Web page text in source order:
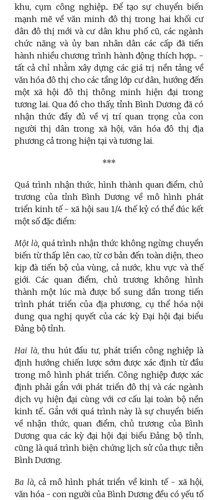
khu, cụm công nghiệp... Để tạo sự chuyển biến
mạnh mẽ về văn minh đô thị trong hai khối cư
dân đô thị mới và cư dân khu phố cũ, các ngành
chức năng và ủy ban nhân dân các cấp đã tiến
hành nhiều chương trình hành động thích hợp... -
tất cả chỉ nhằm xây dựng các giá trị nền tảng về
văn hóa đô thị cho các tầng lớp cư dân, hướng đến
một xã hội đô thị thông minh hiện đại trong
tương lai. Qua đó cho thấy, tỉnh Bình Dương đã có
nhận thức đầy đủ về vị trí quan trọng của con
người thị dân trong xã hội, văn hóa đô thị địa
phương cả trong hiện tại và tương lai.
***
Quá trình nhận thức, hình thành quan điểm, chủ
trương của tỉnh Bình Dương về mô hình phát
triển kinh tế - xã hội sau 1/4 thế kỷ có thể đúc kết
một số đặc điểm:
Một là,quá trình nhận thức không ngừng chuyển
biến từ thấp lên cao, từ cơ bản đến toàn diện, theo
kịp đà tiến bộ của vùng, cả nước, khu vực và thế
giới. Các quan điểm, chủ trương không hình
thành một lúc mà được bổ sung dần trong tiến
trình phát triển của địa phương, cụ thể hóa nội
dung qua nghị quyết của các kỳ Đại hội đại biểu
Đảng bộ tỉnh.
Hai là, thu hút đầu tư, phát triển công nghiệp là
định hướng chiến lược sớm được xác định từ đầu
trong mô hình phát triển. Công nghiệp được xác
định phải gắn với phát triển đô thị và các ngành
dịch vụ hiện đại cùng với cơ cấu lại toàn bộ nền
kinh tế... Gắn với quá trình này là sự chuyển biến
về nhận thức, quan điểm, chủ trương của Bình
Dương qua các kỳ đại hội đại biểu Đảng bộ tỉnh,
cũng là quá trình biện chứng lịch sử của thực tiễn
Bình Dương.
Ba là,cả mô hình phát triển về kinh tế - xã hội,
văn hóa - con người của Bình Dương đều có yếu tố